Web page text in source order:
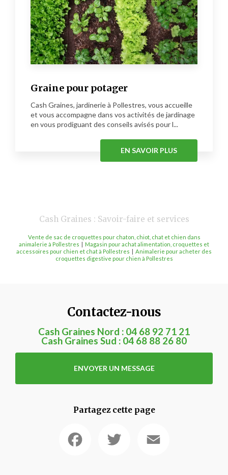
Graine pour potager
Cash Graines, jardinerie à Pollestres, vous accueille
et vous accompagne dans vos activités de jardinage
en vous prodiguant des conseils avisés pour l...
EN SAVOIR PLUS
Cash Graines : Savoir-faire et services
Vente de sac de croquettes pour chaton, chiot, chat et chien dans
animalerie à Pollestres | Magasin pour achat alimentation, croquettes et
accessoires pour chien et chat à Pollestres | Animalerie pour acheter des
croquettes digestive pour chien à Pollestres
Contactez-nous
Cash Graines Nord : 04 68 92 71 21
Cash Graines Sud : 04 68 88 26 80
ENVOYER UN MESSAGE
Partagez cette page